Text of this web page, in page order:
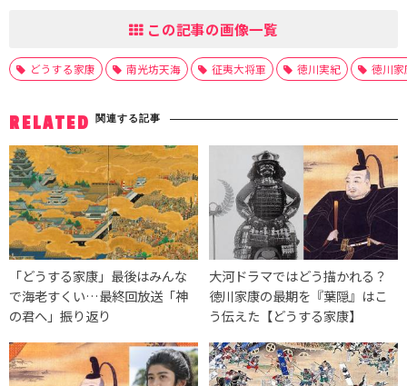
この記事の画像一覧
どうする家康 南光坊天海 征夷大将軍 徳川実紀 徳川家
RELATED 関連する記事
「どうする家康」最後はみんな
で海老すくい…最終回放送「神
の君へ」振り返り
大河ドラマではどう描かれる？
徳川家康の最期を『葉隠』はこ
う伝えた【どうする家康】